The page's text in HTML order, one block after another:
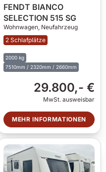
FENDT BIANCO
SELECTION 515 SG
Wohnwagen, Neufahrzeug
2 Schlafplätze
2000 kg
7510mm / 2320mm / 2660mm
29.800,- €
MwSt. ausweisbar
MEHR INFORMATIONEN